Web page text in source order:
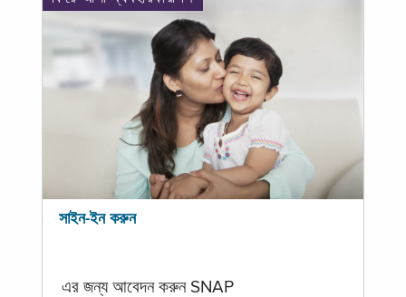
সাইন-ইন করুন
এর জন্য আবেদন করুন SNAP